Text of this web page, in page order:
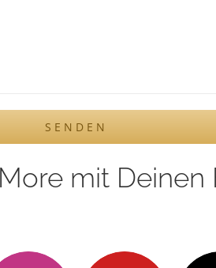
mit Deinen